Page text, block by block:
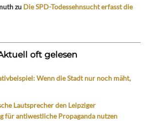
zu Die SPD-Todessehnsucht erfasst die
oft gelesen
Wenn die Stadt nur noch mäht,
Lautsprecher den Leipziger
für antiwestliche Propaganda nutzen